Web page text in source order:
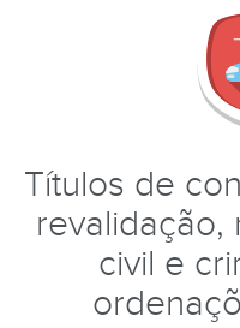
Títulos de
revalidação,
civil e